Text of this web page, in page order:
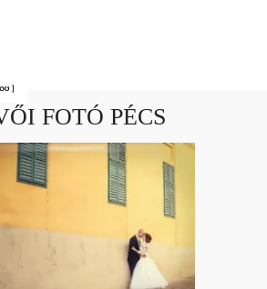
FOTÓ PÉCS